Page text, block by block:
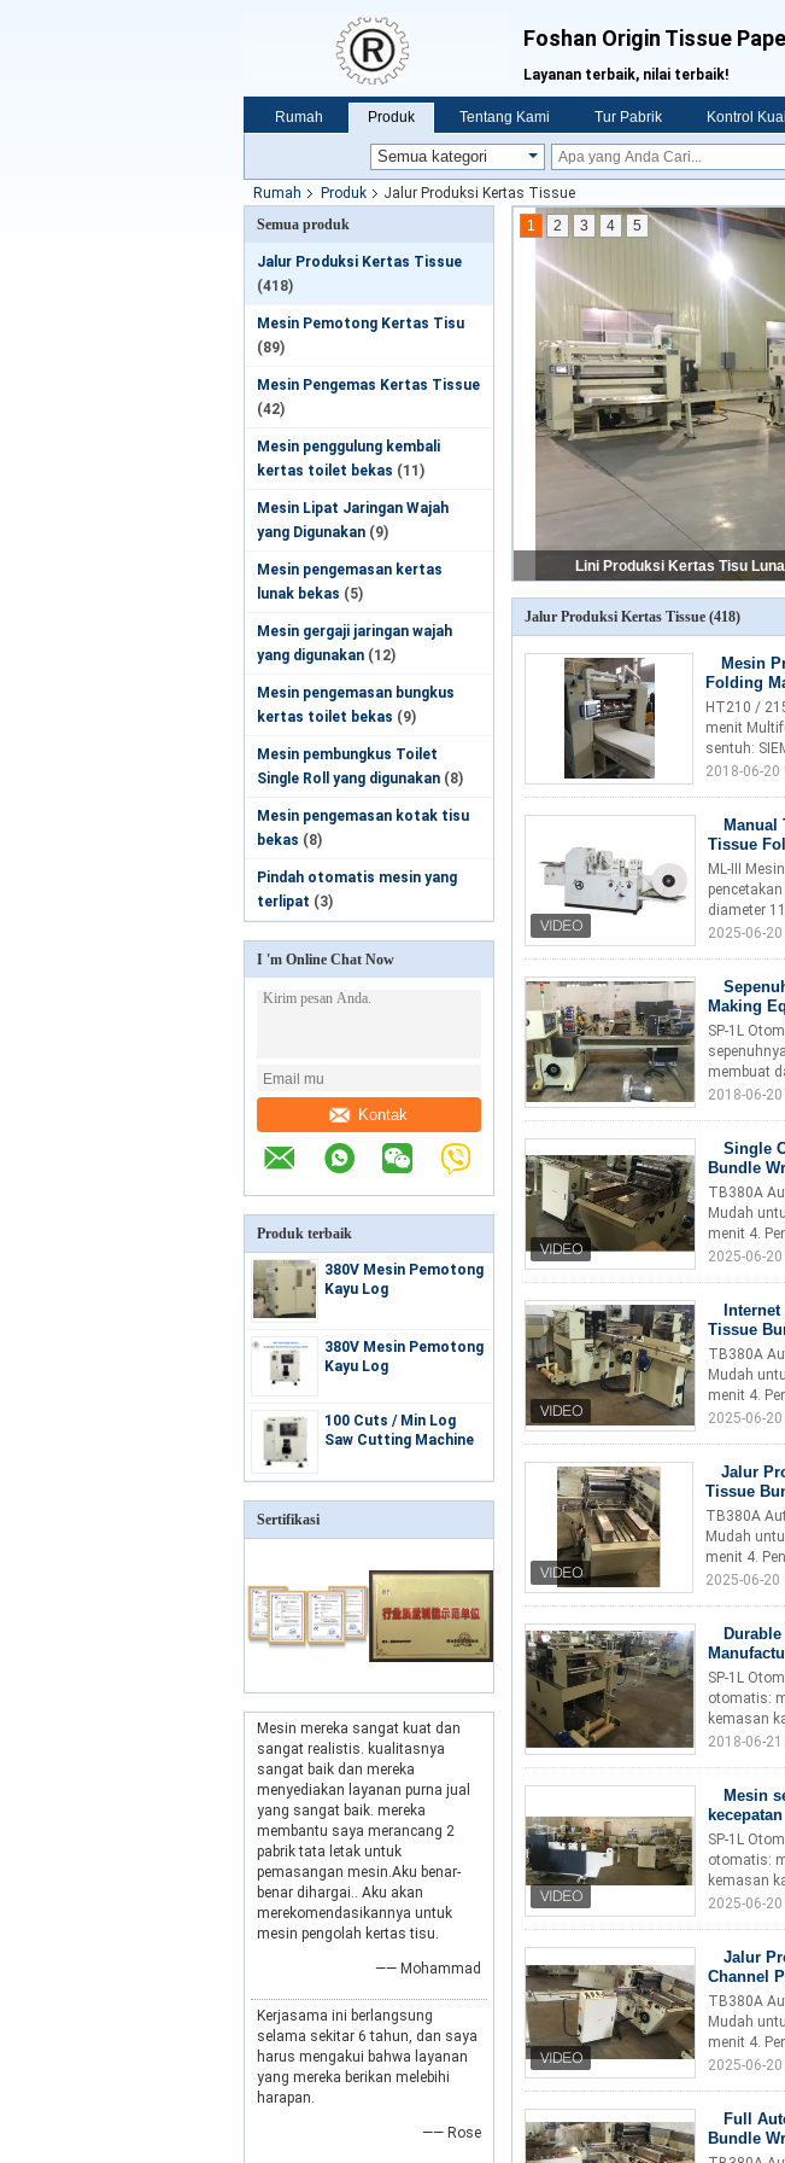
Foshan Origin Tissue
Layanan terbaik, nilai terbaik!
Rumah Produk Tentang Kami Tur Pabrik Kontrol
Rumah Produk
Jalur Produksi Kertas Tissue
Semua produk
Jalur Produksi Kertas Tissue
(418)
Mesin Pemotong Kertas Tisu
(89)
Mesin Pengemas Kertas Tissue
(42)
Mesin penggulung kembali
kertas toilet bekas (11)
Mesin Lipat Jaringan Wajah
yang Digunakan (9)
Mesin pengemasan kertas
lunak bekas (5)
Mesin gergaji jaringan wajah
yang digunakan (12)
Mesin pengemasan bungkus
kertas toilet bekas (9)
Mesin pembungkus Toilet
Single Roll yang digunakan (8)
Mesin pengemasan kotak tisu
bekas (8)
Pindah otomatis mesin yang
terlipat (3)
I 'm Online Chat Now
Kontak
Produk terbaik
380V Mesin Pemotong
Kayu Log
380V Mesin Pemotong
Kayu Log
100 Cuts / Min Log
Saw Cutting Machine
Sertifikasi
Mesin mereka sangat kuat dan
sangat realistis. kualitasnya
sangat baik dan mereka
menyediakan layanan purna jual
yang sangat baik. mereka
membantu saya merancang 2
pabrik tata letak untuk
pemasangan mesin.Aku benar-
benar dihargai.. Aku akan
merekomendasikannya untuk
mesin pengolah kertas tisu.
—— Mohammad
Kerjasama ini berlangsung
selama sekitar 6 tahun, dan saya
harus mengakui bahwa layanan
yang mereka berikan melebihi
harapan.
—— Rose
1 2 3 4 5
Jalur Produksi Kertas Tissue (418)
Mesin
Folding
HT210 /
menit
sentuh:
2018-06-20
Manual
Tissue
ML-III
diameter
2025-06-
Making
SP-1L
membuat
2018-06-
Single
Bundle
TB380A
Mudah
menit 4.
2025-06-
Tissue
TB380A
Mudah
menit 4.
2025-06-
Jalur
Tissue
TB380A
Mudah
menit 4.
2025-06-20
SP-1L
otomatis:
kemasan
2018-06-
Mesin
kecepatan
SP-1L
otomatis:
kemasan
2025-06-
Jalur
Channel
TB380A
Mudah
menit 4.
2025-06-
Full
Bundle